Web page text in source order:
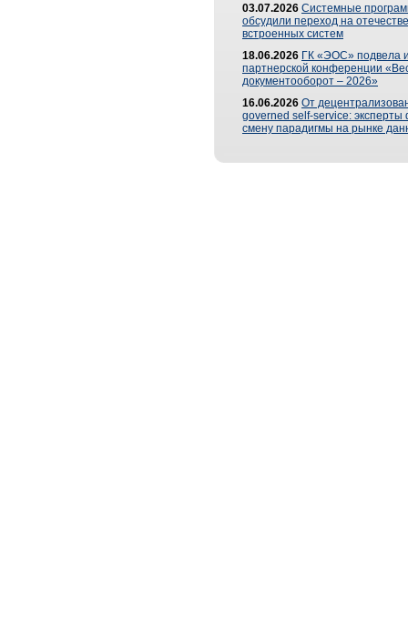
03.07.2026 Системные
обсудили переход на
встроенных систем
18.06.2026 ГК «ЭОС» подвела
партнерской конференции
документооборот – 2026»
16.06.2026 От
governed self-service: эксперты
смену парадигмы на рынке